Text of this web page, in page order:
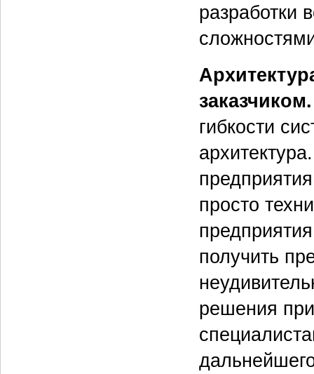
разработки
гибкости
просто
получить
решения